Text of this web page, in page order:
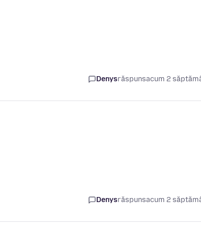
Denysrăspunsacum 2
Denysrăspunsacum 2